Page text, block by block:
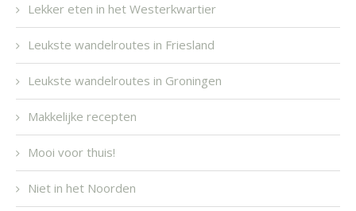
Lekker eten in het Westerkwartier
Leukste wandelroutes in Friesland
Leukste wandelroutes in Groningen
Makkelijke recepten
Mooi voor thuis!
Niet in het Noorden